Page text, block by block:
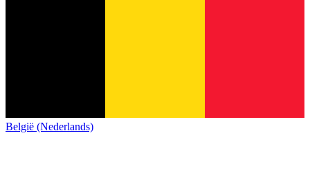
België (Nederlands)